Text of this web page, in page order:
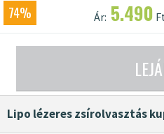
74% Ár: 5.490
lipo lézeres zsírolvasztás